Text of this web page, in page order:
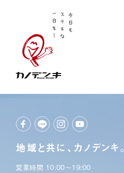
地域と共に、カノデンキ。
営業時間 10:00〜19:00